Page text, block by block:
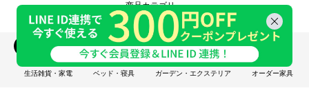
商品カテゴリ―
インテリア 照明・ライト ベビー・キッズ
生活雑貨・家電 ベッド・寝具 ガーデン・エクステリア オーダー家具